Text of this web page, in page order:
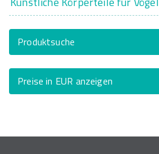
Produktsuche
Preise in EUR anzeigen